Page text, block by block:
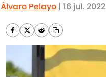
Álvaro Pelayo | 16 jul. 2022